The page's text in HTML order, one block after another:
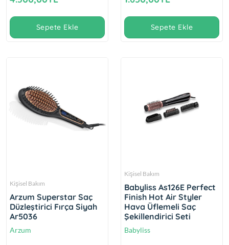
Sepete Ekle Sepete Ekle
Kişisel Bakım
Arzum Superstar Saç
Düzleştirici Fırça Siyah
Ar5036
Arzum
Kişisel Bakım
Babyliss As126E Perfect
Finish Hot Air Styler
Hava Üflemeli Saç
Şekillendirici Seti
Babyliss